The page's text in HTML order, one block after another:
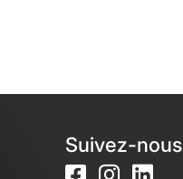
Suivez-nous